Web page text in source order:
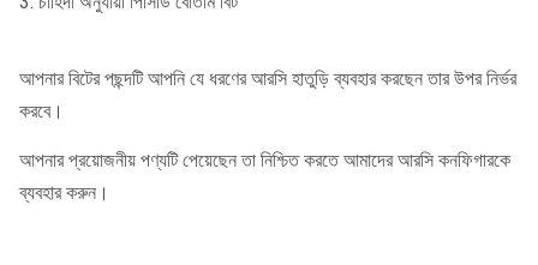
আপনার বিটের পছন্দটি আপনি যে ধরণের আরসি হাতুড়ি ব্যবহার করছেন তার উপর নির্ভর
করবে।
আপনার প্রয়োজনীয় পণ্যটি পেয়েছেন তা নিশ্চিত করতে আমাদের আরসি কনফিগারকে
ব্যবহার করুন।